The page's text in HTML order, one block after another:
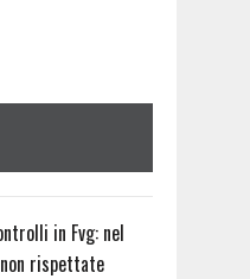
in Fvg: nel
rispettate